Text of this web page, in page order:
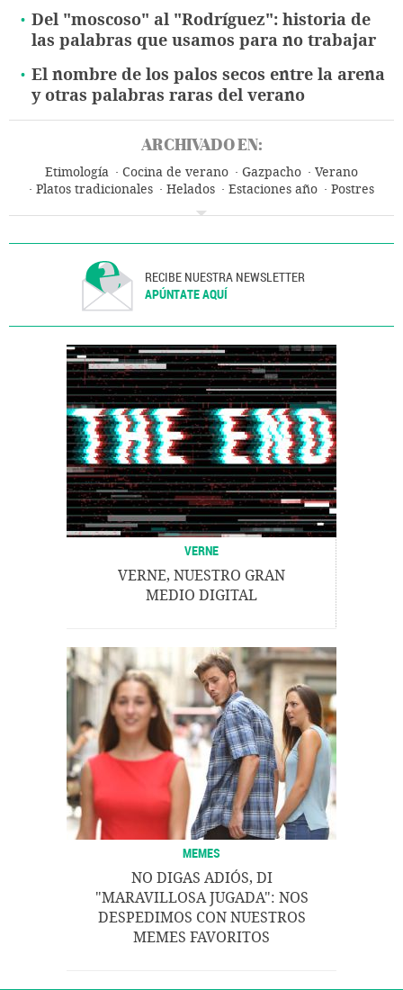
Del "moscoso" al "Rodríguez": historia de
las palabras que usamos para no trabajar
El nombre de los palos secos entre la arena
y otras palabras raras del verano
ARCHIVADO EN:
Etimología Cocina de verano Gazpacho
Verano
Platos tradicionales
Helados Estaciones año
Postres
Alimentación
Industria
RECIBE NUESTRA NEWSLETTER
APÚNTATE AQUÍ
VERNE
VERNE, NUESTRO GRAN
MEDIO DIGITAL
MEMES
NO DIGAS ADIÓS, DI
"MARAVILLOSA JUGADA": NOS
DESPEDIMOS CON NUESTROS
MEMES FAVORITOS